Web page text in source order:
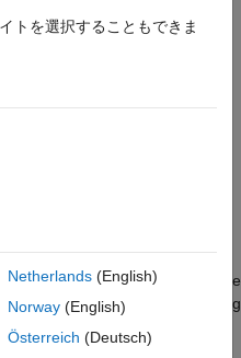
to aconstraint
object. The
constraint before checking
トを選択することもできま
Netherlands(English)
Norway(English)
Österreich (Deutsch)